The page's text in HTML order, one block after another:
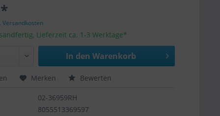
Versandkosten
Lieferzeit ca. 1-3 Werktage*
In den Warenkorb
Merken Bewerten
02-36959RH
8055513369597